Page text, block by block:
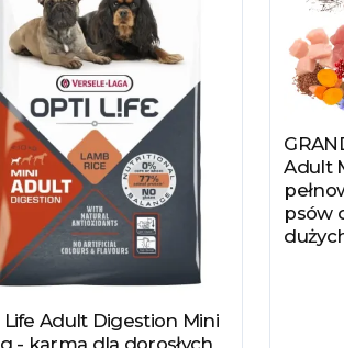
produkt
Life Adult Digestion Mini
- karma dla dorosłych
Adult
psów